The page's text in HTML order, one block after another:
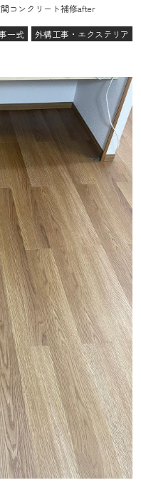
コンクリート補修after
一式 外構工事・エクステリア